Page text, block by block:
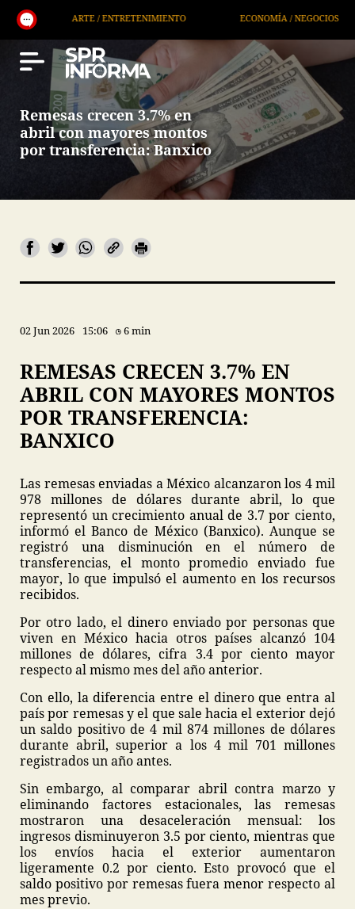
ARTE / ENTRETENIMIENTO ECONOMÍA / NEGOCIOS
Remesas crecen 3.7% en
abril con mayores montos
por transferencia: Banxico
02 Jun 2026 15:06 6 min
REMESAS CRECEN 3.7% EN
ABRIL CON MAYORES MONTOS
POR TRANSFERENCIA:
BANXICO
Las remesas enviadas a México alcanzaron los 4 mil
978 millones de dólares durante abril, lo que
representó un crecimiento anual de 3.7 por ciento,
informó el Banco de México (Banxico). Aunque se
registró una disminución en el número de
transferencias, el monto promedio enviado fue
mayor, lo que impulsó el aumento en los recursos
recibidos.
Por otro lado, el dinero enviado por personas que
viven en México hacia otros países alcanzó 104
millones de dólares, cifra 3.4 por ciento mayor
respecto al mismo mes del año anterior.
Con ello, la diferencia entre el dinero que entra al
país por remesas y el que sale hacia el exterior dejó
un saldo positivo de 4 mil 874 millones de dólares
durante abril, superior a los 4 mil 701 millones
registrados un año antes.
Sin embargo, al comparar abril contra marzo y
eliminando factores estacionales, las remesas
mostraron una desaceleración mensual: los
ingresos disminuyeron 3.5 por ciento, mientras que
los envíos hacia el exterior aumentaron
ligeramente 0.2 por ciento. Esto provocó que el
saldo positivo por remesas fuera menor respecto al
mes previo.